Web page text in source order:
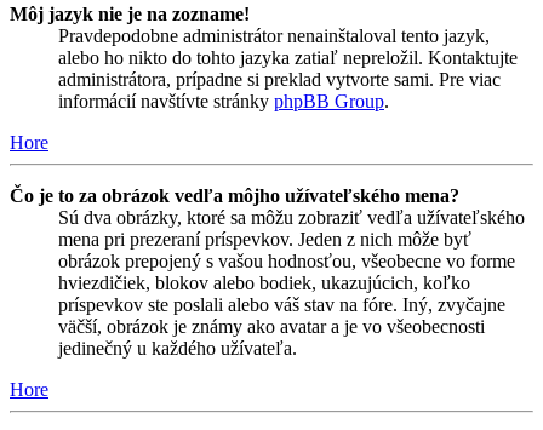
Môj jazyk nie je na zozname!
Pravdepodobne administrátor nenainštaloval tento jazyk,
alebo ho nikto do tohto jazyka zatiaľ nepreložil. Kontaktujte
administrátora, prípadne si preklad vytvorte sami. Pre viac
informácií navštívte stránky phpBB Group.
Hore
Čo je to za obrázok vedľa môjho užívateľského mena?
Sú dva obrázky, ktoré sa môžu zobraziť vedľa užívateľského
mena pri prezeraní príspevkov. Jeden z nich môže byť
obrázok prepojený s vašou hodnosťou, všeobecne vo forme
hviezdičiek, blokov alebo bodiek, ukazujúcich, koľko
príspevkov ste poslali alebo váš stav na fóre. Iný, zvyčajne
väčší, obrázok je známy ako avatar a je vo všeobecnosti
jedinečný u každého užívateľa.
Hore